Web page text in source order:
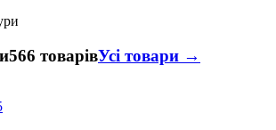
566 товарівУсі товари →